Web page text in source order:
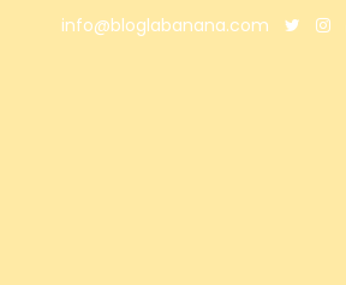
info@bloglabanana.com